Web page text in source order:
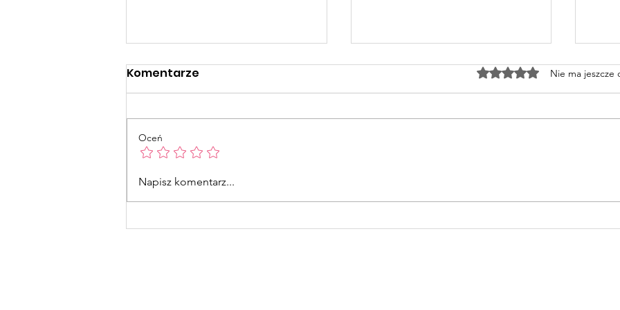
Naklejki Świąteczne
Komentarze Oceniono na 0 z 5Nie ma jeszcze
Oceń
Napisz komentarz...